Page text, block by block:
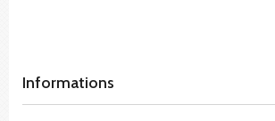
Informations